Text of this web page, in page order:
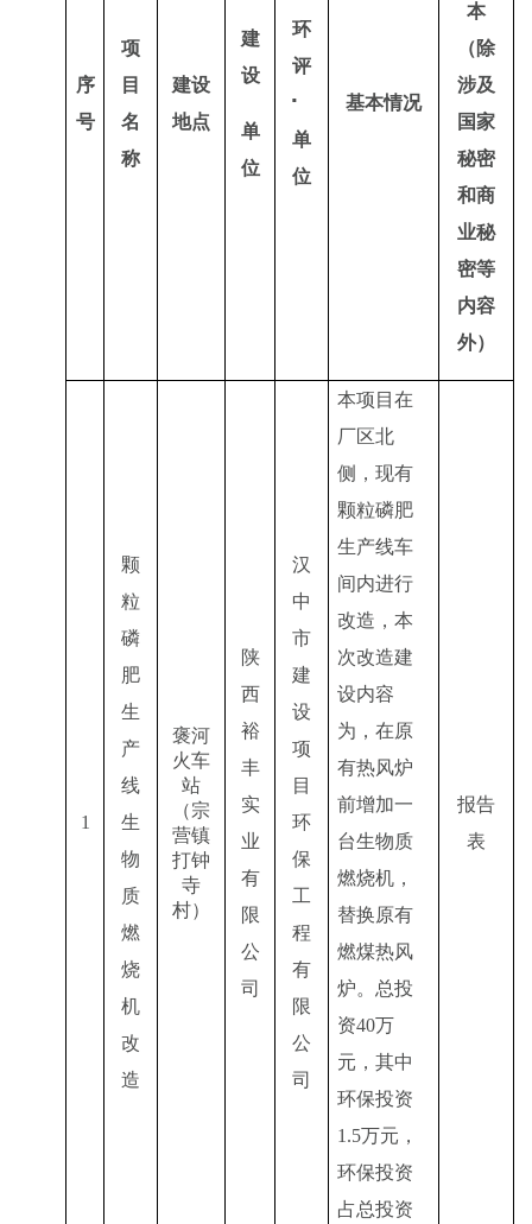
序
号
项
目
名
称
建设
地点
建
设
单
位
环
评
⠂
单
位
基本情况
本
（除
涉及
国家
秘密
和商
业秘
密等
内容
外）
1
颗
粒
磷
肥
生
产
线
生
物
质
燃
烧
机
改
造
褒河
火车
站
（宗
营镇
打钟
寺
村）
陕
西
裕
丰
实
业
有
限
公
司
汉
中
市
建
设
项
目
环
保
工
程
有
限
公
司
本项目在
厂区北
侧，现有
颗粒磷肥
生产线车
间内进行
改造，本
次改造建
设内容
为，在原
有热风炉
前增加一
台生物质
燃烧机，
替换原有
燃煤热风
炉。总投
资40万
元，其中
环保投资
1.5万元，
环保投资
占总投资
报告
表